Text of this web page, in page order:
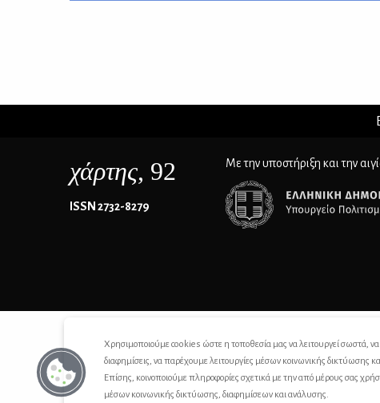
χάρτης, 92
ΙSSN 2732-8279
Με την υποστήριξη και την
Χρησιμοποιούμε cookies ώστε η τοποθεσία μας να λειτουργεί σωστά, να
διαφημίσεις, να παρέχουμε λειτουργίες μέσων κοινωνικής δικτύωσης
Επίσης, κοινοποιούμε πληροφορίες σχετικά με την από μέρους σας
μέσων κοινωνικής δικτύωσης, διαφημίσεων και ανάλυσης.